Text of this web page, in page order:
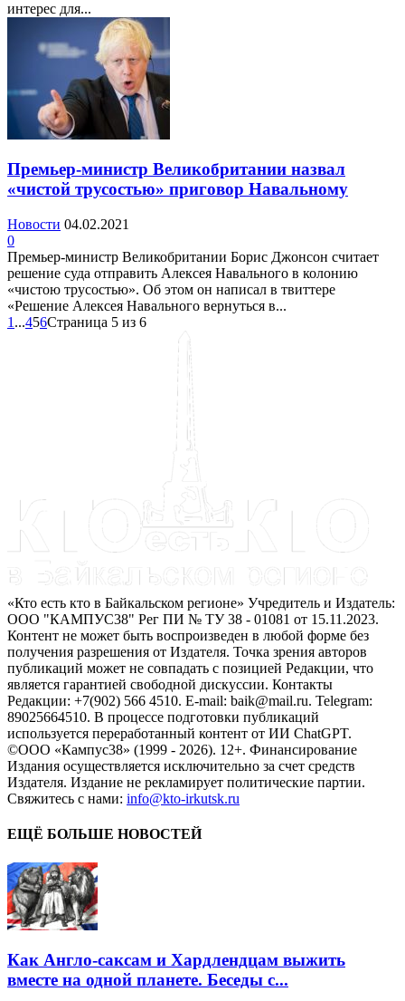
интерес для...
Премьер-министр Великобритании назвал
«чистой трусостью» приговор Навальному
Новости 04.02.2021
0
Премьер-министр Великобритании Борис Джонсон считает
решение суда отправить Алексея Навального в колонию
«чистою трусостью». Об этом он написал в твиттере
«Решение Алексея Навального вернуться в...
1 ...456Страница 5 из 6
«Кто есть кто в Байкальском регионе» Учредитель и Издатель:
ООО "КАМПУС38" Рег ПИ № ТУ 38 - 01081 от 15.11.2023.
Контент не может быть воспроизведен в любой форме без
получения разрешения от Издателя. Точка зрения авторов
публикаций может не совпадать с позицией Редакции, что
является гарантией свободной дискуссии. Контакты
Редакции: +7(902) 566 4510. E-mail: baik@mail.ru. Telegram:
89025664510. В процессе подготовки публикаций
используется переработанный контент от ИИ ChatGPT.
©ООО «Кампус38» (1999 - 2026). 12+. Финансирование
Издания осуществляется исключительно за счет средств
Издателя. Издание не рекламирует политические партии.
Свяжитесь с нами: info@kto-irkutsk.ru
ЕЩЁ БОЛЬШЕ НОВОСТЕЙ
Как Англо-саксам и Хардлендцам выжить
вместе на одной планете. Беседы с...